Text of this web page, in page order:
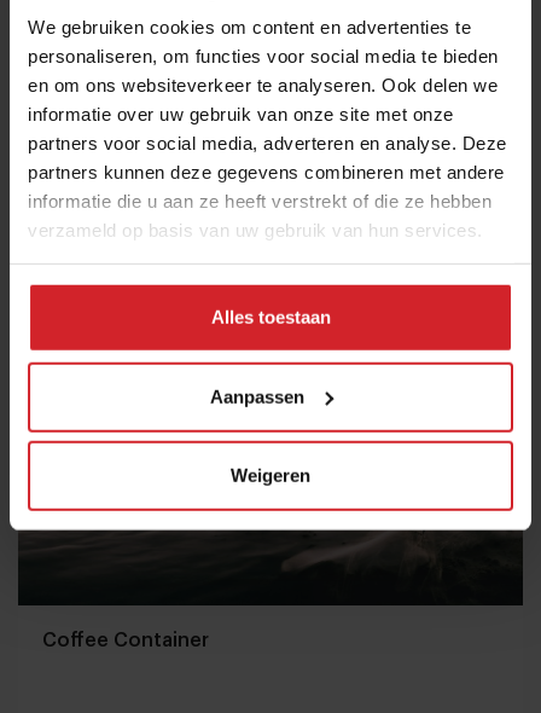
We gebruiken cookies om content en advertenties te
personaliseren, om functies voor social media te bieden
en om ons websiteverkeer te analyseren. Ook delen we
informatie over uw gebruik van onze site met onze
partners voor social media, adverteren en analyse. Deze
partners kunnen deze gegevens combineren met andere
informatie die u aan ze heeft verstrekt of die ze hebben
verzameld op basis van uw gebruik van hun services.
Alles toestaan
Aanpassen
Weigeren
Drink Idee
27 december 2011| 1 min
Coffee Container